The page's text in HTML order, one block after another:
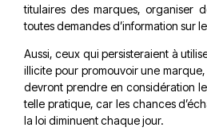
titulaires des marques, organiser
toutes demandes d’information sur
Aussi, ceux qui persisteraient à
illicite pour promouvoir une
devront prendre en considération
telle pratique, car les chances
la loi diminuent chaque jour.